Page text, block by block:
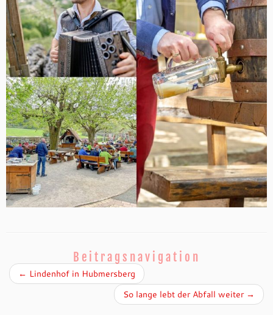
Beitragsnavigation
← Lindenhof in Hubmersberg
So lange lebt der Abfall weiter →